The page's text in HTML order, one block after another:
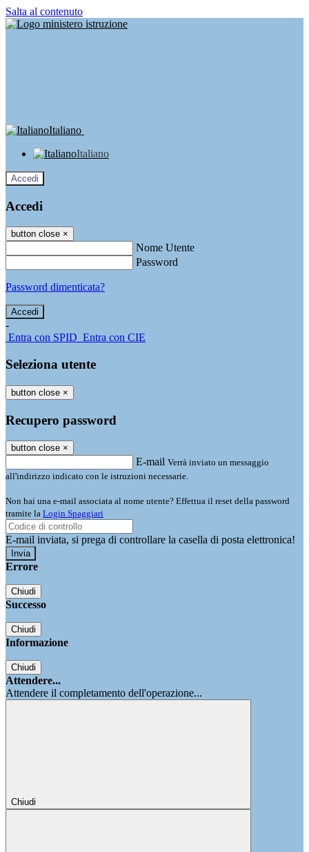
Salta al contenuto
Italiano
Italiano
Accedi
Accedi
button close ×
Nome Utente
Password
Password dimenticata?
-
Entra con SPID Entra con CIE
Seleziona utente
button close ×
Recupero password
button close ×
E-mail Verrà inviato un messaggio
all'indirizzo indicato con le istruzioni necessarie.
Non hai una e-mail associata al nome utente? Effettua il reset della password
tramite la Login Spaggiari
E-mail inviata, si prega di controllare la casella di posta elettronica!
Errore
Chiudi
Successo
Chiudi
Informazione
Chiudi
Attendere...
Attendere il completamento dell'operazione...
Chiudi